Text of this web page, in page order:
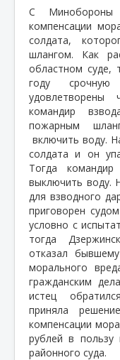
С Минобороны
компенсации
солдата,
шлангом. Как
областном суде,
году
командир
пожарным
включить воду.
солдата и он
Тогда
выключить воду.
для взводного
приговорен
условно с
тогда
отказал
морального
гражданским
истец
приняла
компенсации
рублей в пользу
районного суда.